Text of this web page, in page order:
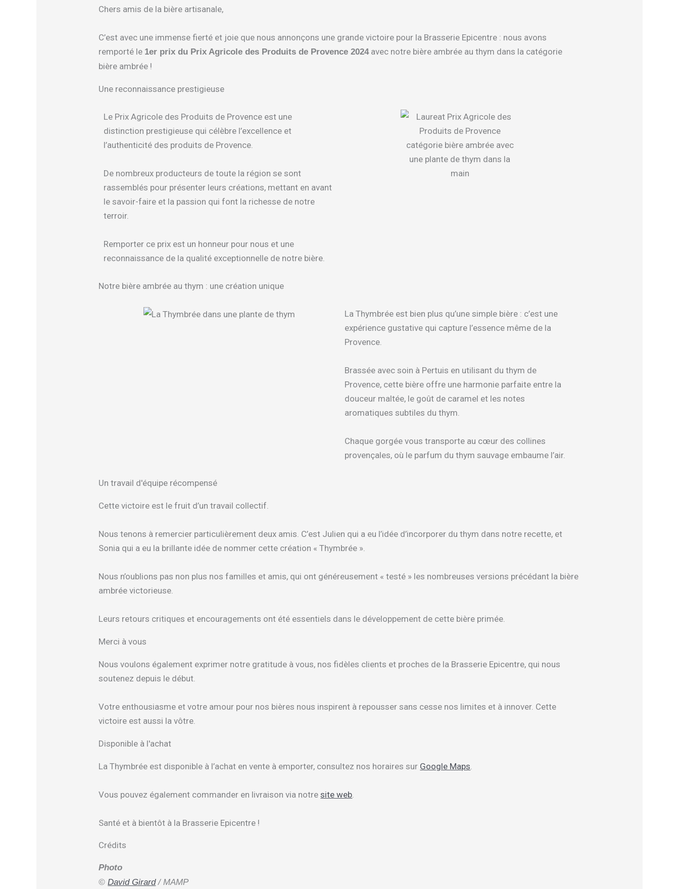
Chers amis de la bière artisanale,
C’est avec une immense fierté et joie que nous annonçons une grande victoire pour la Brasserie Epicentre : nous avons
remporté le 1er prix du Prix Agricole des Produits de Provence 2024avec notre bière ambrée au thym dans la catégorie
bière ambrée !
Une reconnaissance prestigieuse
Le Prix Agricole des Produits de Provence est une
distinction prestigieuse qui célèbre l’excellence et
l’authenticité des produits de Provence.
De nombreux producteurs de toute la région se sont
rassemblés pour présenter leurs créations, mettant en avant
le savoir-faire et la passion qui font la richesse de notre
terroir.
Remporter ce prix est un honneur pour nous et une
reconnaissance de la qualité exceptionnelle de notre bière.
Notre bière ambrée au thym : une création unique
La Thymbrée est bien plus qu’une simple bière : c’est une
expérience gustative qui capture l’essence même de la
Provence.
Brassée avec soin à Pertuis en utilisant du thym de
Provence, cette bière offre une harmonie parfaite entre la
douceur maltée, le goût de caramel et les notes
aromatiques subtiles du thym.
Chaque gorgée vous transporte au cœur des collines
provençales, où le parfum du thym sauvage embaume l’air.
Un travail d'équipe récompensé
Cette victoire est le fruit d’un travail collectif.
Nous tenons à remercier particulièrement deux amis. C’est Julien qui a eu l’idée d’incorporer du thym dans notre recette, et
Sonia qui a eu la brillante idée de nommer cette création « Thymbrée ».
Nous n’oublions pas non plus nos familles et amis, qui ont généreusement « testé » les nombreuses versions précédant la bière
ambrée victorieuse.
Leurs retours critiques et encouragements ont été essentiels dans le développement de cette bière primée.
Merci à vous
Nous voulons également exprimer notre gratitude à vous, nos fidèles clients et proches de la Brasserie Epicentre, qui nous
soutenez depuis le début.
Votre enthousiasme et votre amour pour nos bières nous inspirent à repousser sans cesse nos limites et à innover. Cette
victoire est aussi la vôtre.
Disponible à l'achat
La Thymbrée est disponible à l’achat en vente à emporter, consultez nos horaires sur Google Maps
Vous pouvez également commander en livraison via notresite web
Santé et à bientôt à la Brasserie Epicentre !
Crédits
Photo
©David Girard/ MAMP